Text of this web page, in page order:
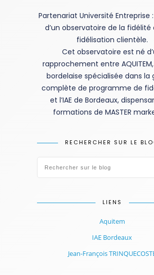
Partenariat Université Entreprise
d’un observatoire de la fidélité
fidélisation clientèle.
Cet observatoire est né
rapprochement entre
bordelaise spécialisée dans la
complète de programme de
et l’IAE de Bordeaux,
formations de MASTER
RECHERCHER SUR LE
LIENS
Aquitem
IAE Bordeaux
Jean-François